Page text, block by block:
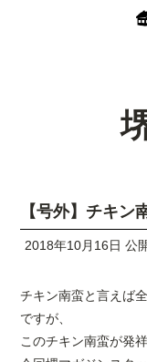
【号外】チキ
2018年10月16日 公
チキン南蛮と言えば
ですが、
このチキン南蛮が発